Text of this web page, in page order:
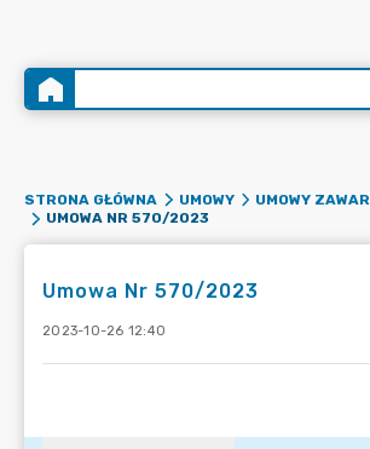
STRONA GŁÓWNA UMOWY
UMOWY
UMOWA NR 570/2023
Umowa Nr 570/2023
2023-10-26 12:40